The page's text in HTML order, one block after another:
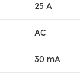
25 A
AC
30 mA